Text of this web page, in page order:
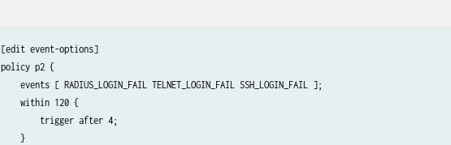
[edit event-options]
policy p2 {
    events [ RADIUS_LOGIN_FAIL TELNET_LOGIN_FAIL SSH_LOGIN_FAIL ];
    within 120 {
        trigger after 4;
    }